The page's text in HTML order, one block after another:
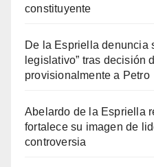
constituyente
De la Espriella denuncia
legislativo” tras decisión
provisionalmente a Petro
Abelardo de la Espriella
fortalece su imagen de
controversia